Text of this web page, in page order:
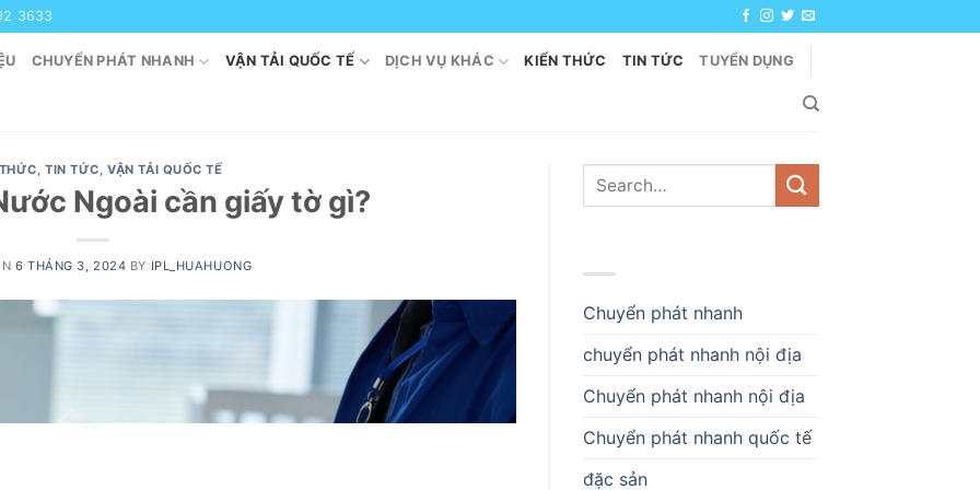
3633
CHUYỂN PHÁT NHANH VẬN TẢI QUỐC TẾ DỊCH VỤ KHÁC KIẾN THỨC TIN TỨC TUYỂN DỤNG
,TIN TỨC,VẬN TẢI QUỐC TẾ
Ngoài cần giấy tờ gì?
6 THÁNG 3, 2024 BY IPL_HUAHUONG
Chuyển phát nhanh
chuyển phát nhanh nội địa
Chuyển phát nhanh nội địa
Chuyển phát nhanh quốc tế
đặc sản